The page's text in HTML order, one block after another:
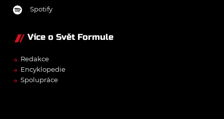
Spotify
Více o Svět Formule
→ Redakce
→ Encyklopedie
→ Spolupráce